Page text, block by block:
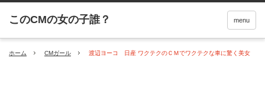
menu
ホーム CMガール 渡辺ヨーコ 日産 ワクテクのＣＭでワクテクな車に驚く美女